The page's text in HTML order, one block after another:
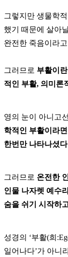
그렇지만 생물학
했기 때문에 살아
완전한 죽음이라
그러므로 부활이
적인 부활, 의미론
영의 눈이 아니고
학적인 부활이라
한번만 나타나셨
그러므로 온전한
인물 나자렛 예수
숨을 쉬기 시작하
성경의 ‘부활(희
일어나다’가 아니